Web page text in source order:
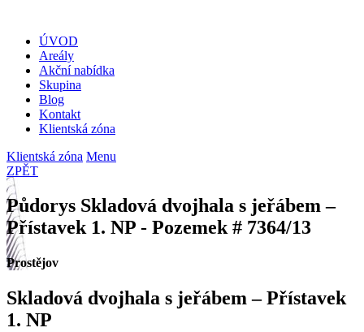
ÚVOD
Areály
Akční nabídka
Skupina
Blog
Kontakt
Klientská zóna
Klientská zóna Menu
ZPĚT
Půdorys Skladová dvojhala s jeřábem –
Přístavek 1. NP - Pozemek # 7364/13
Prostějov
Skladová dvojhala s jeřábem – Přístavek
1. NP